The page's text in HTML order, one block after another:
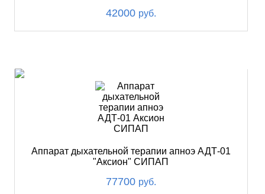
42000 руб.
Аппарат дыхательной терапии апноэ АДТ-01
"Аксион" СИПАП
77700 руб.